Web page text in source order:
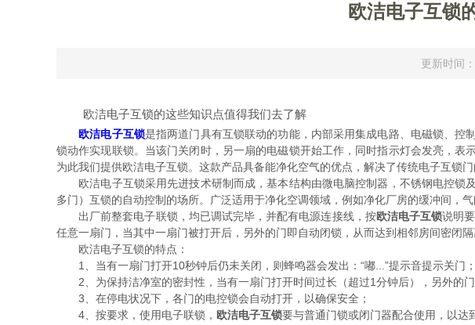
欧洁电子互锁
更新时间
欧洁电子互锁的这些知识点值得我们去了解
欧洁电子互锁是指两道门具有互锁联动的功能，内部采用集成电路、电磁锁、
锁动作实现联锁。当该门关闭时，另一扇的电磁锁开始工作，同时指示灯会发亮，
为此我们提供欧洁电子互锁。这款产品具备能净化空气的优点，解决了传统电子互锁门
欧洁电子互锁采用先进技术研制而成，基本结构由微电脑控制器，不锈钢电控锁
多门）互锁的自动控制的场所。广泛适用于净化空调领域，例如净化厂房的缓冲间，
出厂前整套电子联锁，均已调试完毕，并配有电源连接线，按欧洁电子互锁说明
任意一扇门，当其中一扇门被打开后，另外的门即自动闭锁，从而达到相邻房间密闭隔
欧洁电子互锁的特点：
1、当有一扇门打开10秒钟后仍未关闭，则蜂鸣器会发出：“嘟...”提示音提示关门；
2、为保持洁净室的密封性，当有一扇门打开时间过长（超过1分钟后），另外的门
3、在停电状况下，各门的电控锁会自动打开，以确保安全；
4、按要求，使用电子联锁， 欧洁电子互锁要与普通门锁或闭门器配合使用，以达